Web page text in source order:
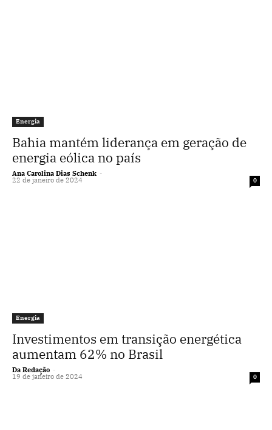
Energia
Bahia mantém liderança em geração de
energia eólica no país
Ana Carolina Dias Schenk -
22 de janeiro de 2024 0
Energia
Investimentos em transição energética
aumentam 62% no Brasil
Da Redação -
19 de janeiro de 2024 0